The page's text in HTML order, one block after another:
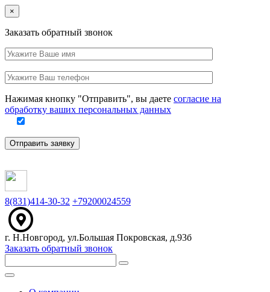
×
Заказать обратный звонок
Ваше
имя
это
Ваш
телефон
Нажимая кнопку "Отправить", вы даете согласие на
обработку ваших персональных данных
Отправить заявку
8(831)414-30-32 +79200024559
г. Н.Новгород, ул.Большая Покровская, д.93б
Заказать обратный звонок
Меню